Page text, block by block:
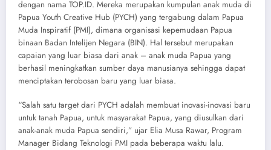
dengan nama TOP.ID. Mereka merupakan kumpulan anak muda di
Papua Youth Creative Hub (PYCH) yang tergabung dalam Papua
Muda Inspiratif (PMI), dimana organisasi kepemudaan Papua
binaan Badan Intelijen Negara (BIN). Hal tersebut merupakan
capaian yang luar biasa dari anak – anak muda Papua yang
berhasil meningkatkan sumber daya manusianya sehingga dapat
menciptakan terobosan baru yang luar biasa.
“Salah satu target dari PYCH adalah membuat inovasi-inovasi baru
untuk tanah Papua, untuk masyarakat Papua, yang diusulkan dari
anak-anak muda Papua sendiri,” ujar Elia Musa Rawar, Program
Manager Bidang Teknologi PMI pada beberapa waktu lalu.